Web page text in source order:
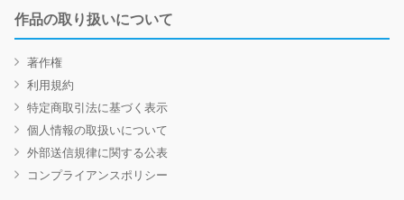
作品の取り扱いについて
著作権
利用規約
特定商取引法に基づく表示
個人情報の取扱いについて
外部送信規律に関する公表
コンプライアンスポリシー